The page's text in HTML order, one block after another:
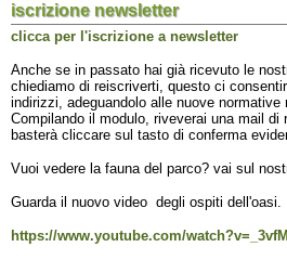
iscrizione newsletter
clicca per l'iscrizione a newsletter
Anche se in passato hai già ricevuto le
chiediamo di reiscriverti, questo ci
indirizzi, adeguandolo alle nuove normative
Compilando il modulo, riveverai una mail di
basterà cliccare sul tasto di conferma
Vuoi vedere la fauna del parco? vai sul
Guarda il nuovo video degli ospiti dell'oasi.
https://www.youtube.com/